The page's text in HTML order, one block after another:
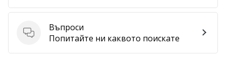
Въпроси
Въпроси
Попитайте ни каквото поискате